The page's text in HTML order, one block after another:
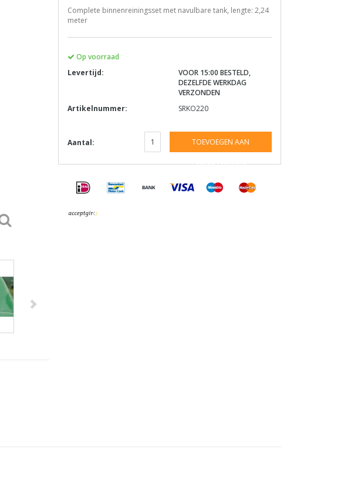
Complete binnenreiningsset met navulbare tank, lengte: 2,24
meter
Op voorraad
Levertijd:
VOOR 15:00 BESTELD,
DEZELFDE WERKDAG
VERZONDEN
Artikelnummer:
SRKO220
Aantal: TOEVOEGEN AAN
WINKELWAGEN